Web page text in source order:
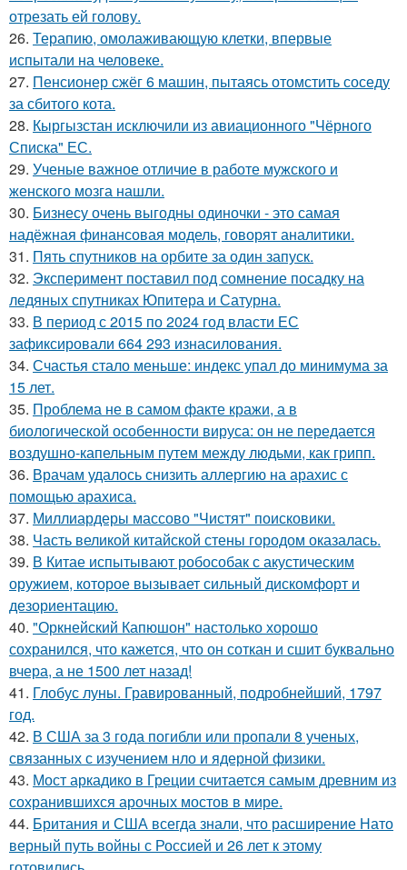
отрезать ей голову.
26. Терапию, омолаживающую клетки, впервые
испытали на человеке.
27. Пенсионер сжёг 6 машин, пытаясь отомстить соседу
за сбитого кота.
28. Кыргызстан исключили из авиационного "Чёрного
Списка" ЕС.
29. Ученые важное отличие в работе мужского и
женского мозга нашли.
30. Бизнесу очень выгодны одиночки - это самая
надёжная финансовая модель, говорят аналитики.
31. Пять спутников на орбите за один запуск.
32. Эксперимент поставил под сомнение посадку на
ледяных спутниках Юпитера и Сатурна.
33. В период с 2015 по 2024 год власти ЕС
зафиксировали 664 293 изнасилования.
34. Счастья стало меньше: индекс упал до минимума за
15 лет.
35. Проблема не в самом факте кражи, а в
биологической особенности вируса: он не передается
воздушно-капельным путем между людьми, как грипп.
36. Врачам удалось снизить аллергию на арахис с
помощью арахиса.
37. Миллиардеры массово "Чистят" поисковики.
38. Часть великой китайской стены городом оказалась.
39. В Китае испытывают робособак с акустическим
оружием, которое вызывает сильный дискомфорт и
дезориентацию.
40. "Оркнейский Капюшон" настолько хорошо
сохранился, что кажется, что он соткан и сшит буквально
вчера, а не 1500 лет назад!
41. Глобус луны. Гравированный, подробнейший, 1797
год.
42. В США за 3 года погибли или пропали 8 ученых,
связанных с изучением нло и ядерной физики.
43. Мост аркадико в Греции считается самым древним из
сохранившихся арочных мостов в мире.
44. Британия и США всегда знали, что расширение Нато
верный путь войны с Россией и 26 лет к этому